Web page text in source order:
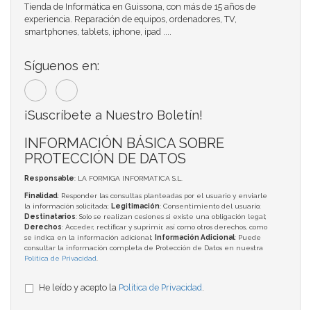
Tienda de Informática en Guissona, con más de 15 años de
experiencia. Reparación de equipos, ordenadores, TV,
smartphones, tablets, iphone, ipad ....
Síguenos en:
¡Suscríbete a Nuestro Boletín!
INFORMACIÓN BÁSICA SOBRE
PROTECCIÓN DE DATOS
Responsable: LA FORMIGA INFORMATICA S.L.
Finalidad: Responder las consultas planteadas por el usuario y enviarle
la información solicitada; Legitimación: Consentimiento del usuario;
Destinatarios: Solo se realizan cesiones si existe una obligación legal;
Derechos: Acceder, rectificar y suprimir, así como otros derechos, como
se indica en la información adicional;
Información Adicional: Puede
consultar la información completa de Protección de Datos en nuestra
Política de Privacidad
He leído y acepto la Política de Privacidad